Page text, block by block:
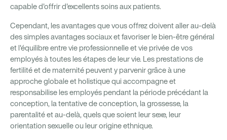
capable d'offrir d'excellents soins aux patients.
Cependant, les avantages que vous offrez doivent aller au-delà
des simples avantages sociaux et favoriser le bien-être général
et l'équilibre entre vie professionnelle et vie privée de vos
employés à toutes les étapes de leur vie. Les prestations de
fertilité et de maternité peuvent y parvenir grâce à une
approche globale et holistique qui accompagne et
responsabilise les employés pendant la période précédant la
conception, la tentative de conception, la grossesse, la
parentalité et au-delà, quels que soient leur sexe, leur
orientation sexuelle ou leur origine ethnique.